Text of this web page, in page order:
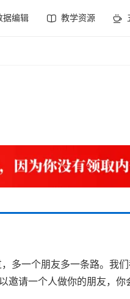
据编辑 教学资源
多一个朋友多一条路。我
邀请一个人做你的朋友，你